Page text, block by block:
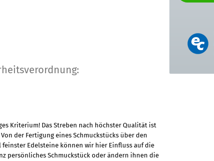
Kriterium! Das Streben nach höchster Qualität ist
der Fertigung eines Schmuckstücks über den
feinster Edelsteine können wir hier Einfluss auf die
persönliches Schmuckstück oder ändern ihnen die